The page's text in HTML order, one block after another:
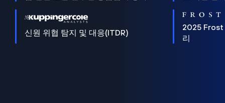
신원 위협 탐지 및 대응(ITDR)
2025 Frost
리